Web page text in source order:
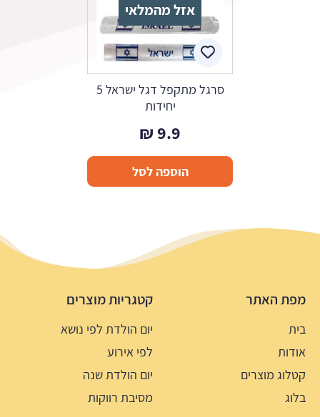
אזל מהמלאי
סרגל מתקפל דגל ישראל 5
יחידות
9.9
₪
הוספה לסל
מפת האתר
בית
אודות
קטלוג מוצרים
בלוג
קטגריות מוצרים
יום הולדת לפי נושא
לפי אירוע
יום הולדת שנה
מסיבת רווקות